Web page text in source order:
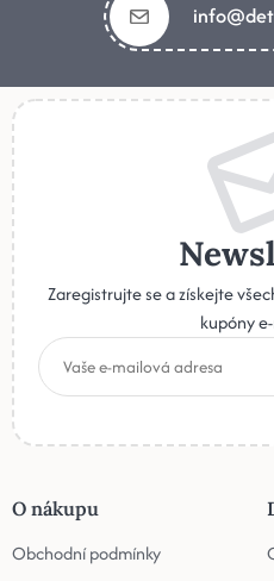
Zaregistrujte se a získejte
kupóny
O nákupu
Obchodní podmínky